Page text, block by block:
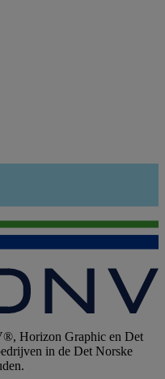
Horizon Graphic en Det
in de Det Norske